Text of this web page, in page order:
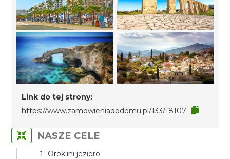
Link do tej strony:
https://www.zamowieniadodomu.pl/133/18107
NASZE CELE
Oroklini jezioro